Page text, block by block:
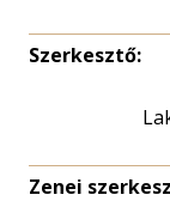
Szerkesztő:
Zenei